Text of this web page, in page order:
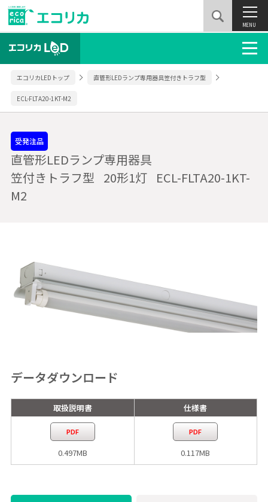
MENU
エコリカLEDトップ 直管形LEDランプ専用器具笠付きトラフ型
ECL-FLTA20-1KT-M2
受発注品
直管形LEDランプ専用器具
笠付きトラフ型 20形1灯 ECL-FLTA20-1KT-
M2
データダウンロード
取扱説明書
PDF
0.497MB
仕様書
PDF
0.117MB